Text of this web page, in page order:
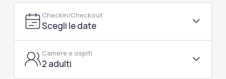
Checkin/Checkout
Scegli le date
Camere e ospiti
2 adulti